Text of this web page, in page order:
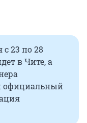
с 23 по 28
в Чите, а
официальный